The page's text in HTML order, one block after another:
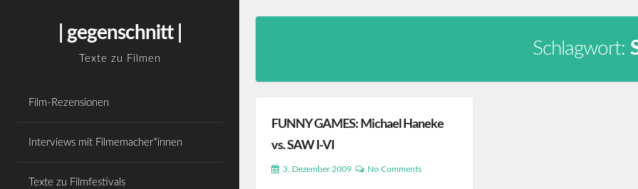
| gegenschnitt |
Texte zu Filmen
Film-Rezensionen
Interviews mit Filmemacher*innen
Texte zu Filmfestivals
Schlagwort:
FUNNY GAMES: Michael Haneke
vs. SAW I-VI
3. Dezember 2009 No Comments